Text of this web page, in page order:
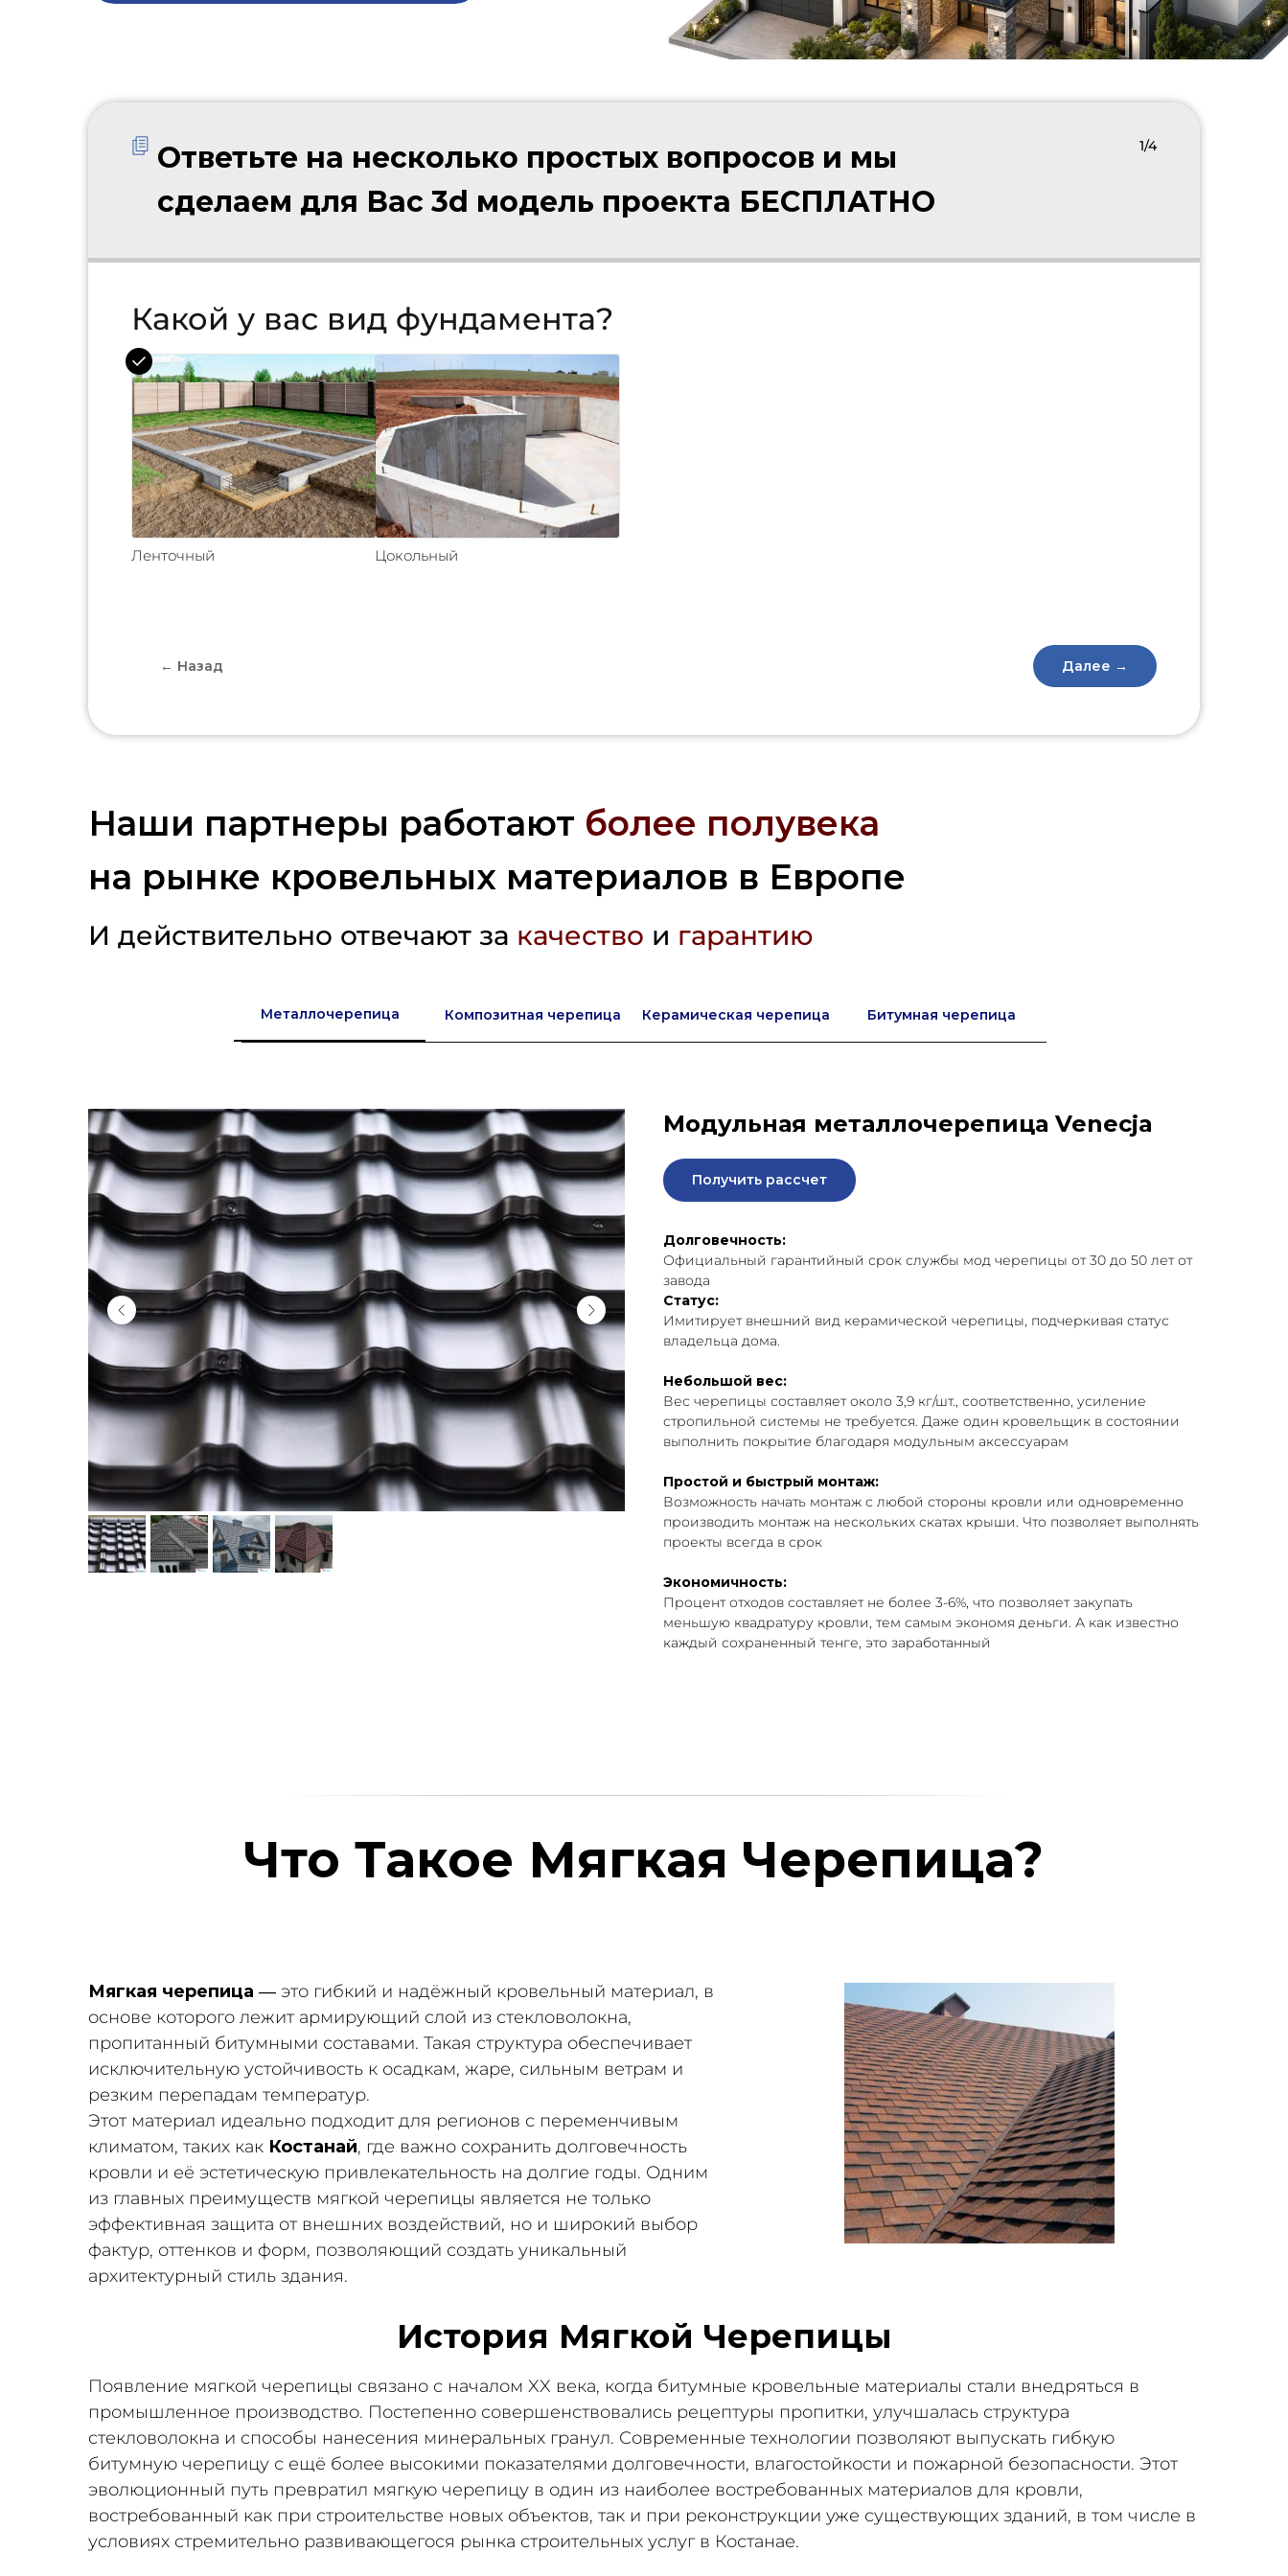
Ответьте на несколько простых вопросов и мы
сделаем для Вас 3d модель проекта БЕСПЛАТНО
1/4
Какой у вас вид фундамента?
Ленточный Цокольный
← Назад Далее →
Наши партнеры работают более полувека
на рынке кровельных материалов в Европе
И действительно отвечают за качество и гарантию
Металлочерепица Композитная черепица Керамическая черепица Битумная черепица
Модульная металлочерепица Venecja
Получить рассчет
Долговечность:
Официальный гарантийный срок службы мод черепицы от 30 до 50 лет от
завода
Статус:
Имитирует внешний вид керамической черепицы, подчеркивая статус
владельца дома.
Небольшой вес:
Вес черепицы составляет около 3,9 кг/шт., соответственно, усиление
стропильной системы не требуется. Даже один кровельщик в состоянии
выполнить покрытие благодаря модульным аксессуарам
Простой и быстрый монтаж:
Возможность начать монтаж с любой стороны кровли или одновременно
производить монтаж на нескольких скатах крыши. Что позволяет выполнять
проекты всегда в срок
Экономичность:
Процент отходов составляет не более 3-6%, что позволяет закупать
меньшую квадратуру кровли, тем самым экономя деньги. А как известно
каждый сохраненный тенге, это заработанный
Что Такое Мягкая Черепица?
Мягкая черепица — это гибкий и надёжный кровельный материал, в
основе которого лежит армирующий слой из стекловолокна,
пропитанный битумными составами. Такая структура обеспечивает
исключительную устойчивость к осадкам, жаре, сильным ветрам и
резким перепадам температур.
Этот материал идеально подходит для регионов с переменчивым
климатом, таких как Костанай, где важно сохранить долговечность
кровли и её эстетическую привлекательность на долгие годы. Одним
из главных преимуществ мягкой черепицы является не только
эффективная защита от внешних воздействий, но и широкий выбор
фактур, оттенков и форм, позволяющий создать уникальный
архитектурный стиль здания.
История Мягкой Черепицы
Появление мягкой черепицы связано с началом XX века, когда битумные кровельные материалы стали внедряться в
промышленное производство. Постепенно совершенствовались рецептуры пропитки, улучшалась структура
стекловолокна и способы нанесения минеральных гранул. Современные технологии позволяют выпускать гибкую
битумную черепицу с ещё более высокими показателями долговечности, влагостойкости и пожарной безопасности. Этот
эволюционный путь превратил мягкую черепицу в один из наиболее востребованных материалов для кровли,
востребованный как при строительстве новых объектов, так и при реконструкции уже существующих зданий, в том числе в
условиях стремительно развивающегося рынка строительных услуг в Костанае.